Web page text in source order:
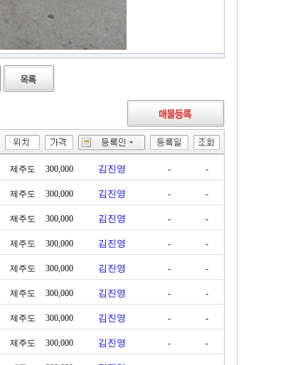
제주도 300,000 김진영 - -
제주도 300,000 김진영 - -
제주도 300,000 김진영 - -
제주도 300,000 김진영 - -
제주도 300,000 김진영 - -
제주도 300,000 김진영 - -
제주도 300,000 김진영 - -
제주도 300,000 김진영 - -